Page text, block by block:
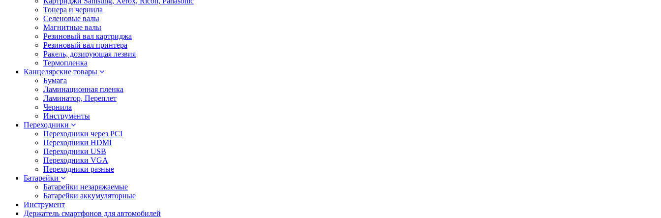
Тонера и чернила
Селеновые валы
Магнитные валы
Резиновый вал картриджа
Резиновый вал принтера
Ракель, дозирующая лезвия
Термопленка
Канцелярские товары
Бумага
Ламинационная пленка
Ламинатор, Переплет
Чернила
Инструменты
Переходники
Переходники через PCI
Переходники HDMI
Переходники USB
Переходники VGA
Переходники разные
Батарейки
Батарейки незаряжаемые
Батарейки аккумуляторные
Инструмент
Держатель смартфонов для автомобилей